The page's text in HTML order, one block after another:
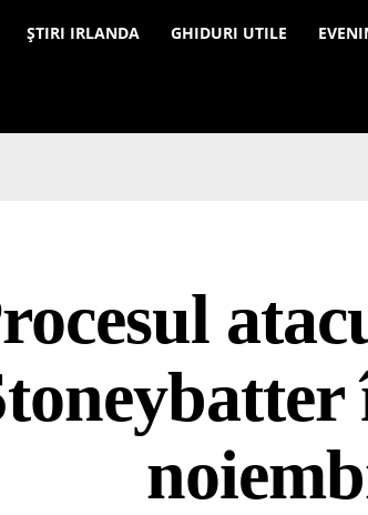
ȘTIRI IRLANDA GHIDURI UTILE